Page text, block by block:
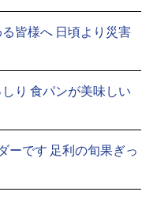
皆様へ 日頃より災害
り 食パンが美味しい
ーです 足利の旬果ぎっ